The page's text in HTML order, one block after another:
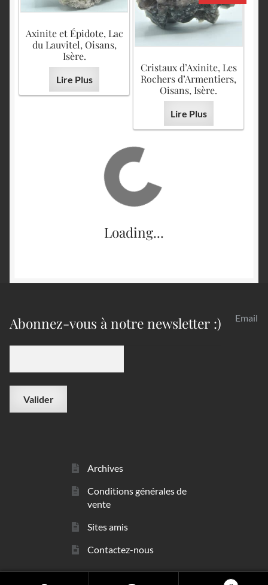
Axinite et Épidote, Lac
du Lauvitel, Oisans,
Isère.
Lire Plus
Cristaux d’Axinite, Les
Rochers d’Armentiers,
Oisans, Isère.
Lire Plus
Loading...
Abonnez-vous à notre newsletter :) Email
Archives
Conditions générales de
vente
Sites amis
Contactez-nous